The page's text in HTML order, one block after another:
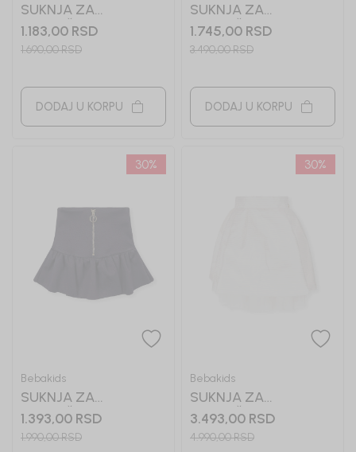
SUKNJA ZA
DEVOJČICE MILA
1.183,00 RSD
1.690,00RSD
DODAJ U KORPU
SUKNJA ZA
DEVOJČICE SENJA
1.745,00 RSD
3.490,00RSD
DODAJ U KORPU
30%
Bebakids
SUKNJA ZA
DEVOJČICE TEA
1.393,00 RSD
1.990,00RSD
30%
Bebakids
SUKNJA ZA
DEVOJČICE SENA
3.493,00 RSD
4.990,00RSD